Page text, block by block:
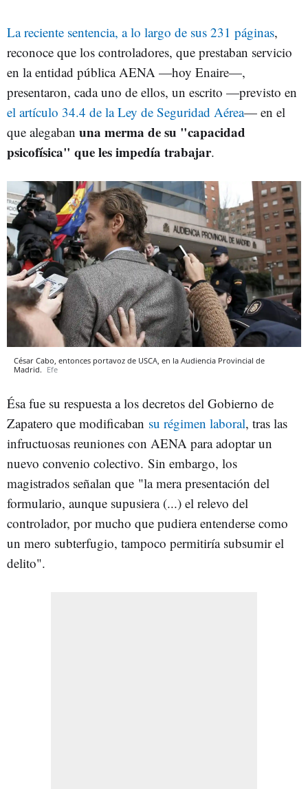
La reciente sentencia, a lo largo de sus 231 páginas,
reconoce que los controladores, que prestaban servicio
en la entidad pública AENA —hoy Enaire—,
presentaron, cada uno de ellos, un escrito —previsto en
el artículo 34.4 de la Ley de Seguridad Aérea— en el
que alegaban una merma de su "capacidad
psicofísica" que les impedía trabajar.
César Cabo, entonces portavoz de USCA, en la Audiencia Provincial de
Madrid. Efe
Ésa fue su respuesta a los decretos del Gobierno de
Zapatero que modificaban su régimen laboral, tras las
infructuosas reuniones con AENA para adoptar un
nuevo convenio colectivo. Sin embargo, los
magistrados señalan que "la mera presentación del
formulario, aunque supusiera (...) el relevo del
controlador, por mucho que pudiera entenderse como
un mero subterfugio, tampoco permitiría subsumir el
delito".